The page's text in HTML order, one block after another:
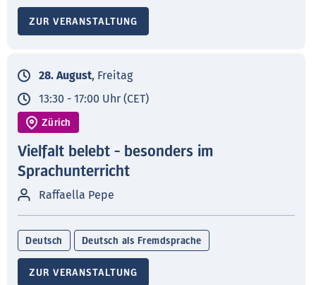
ZUR VERANSTALTUNG
28. August, Freitag
13:30 - 17:00 Uhr (CET)
Zürich
Vielfalt belebt - besonders im
Sprachunterricht
Raffaella Pepe
Deutsch Deutsch als Fremdsprache
ZUR VERANSTALTUNG